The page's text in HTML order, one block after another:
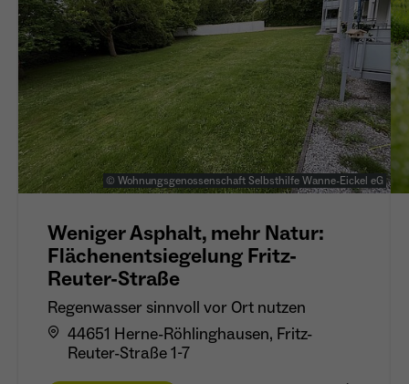
© Wohnungsgenossenschaft Selbsthilfe Wanne-Eickel eG
Weniger Asphalt, mehr Natur:
Flächenentsiegelung Fritz-
Reuter-Straße
Regenwasser sinnvoll vor Ort nutzen
44651 Herne-Röhlinghausen, Fritz-
Reuter-Straße 1-7